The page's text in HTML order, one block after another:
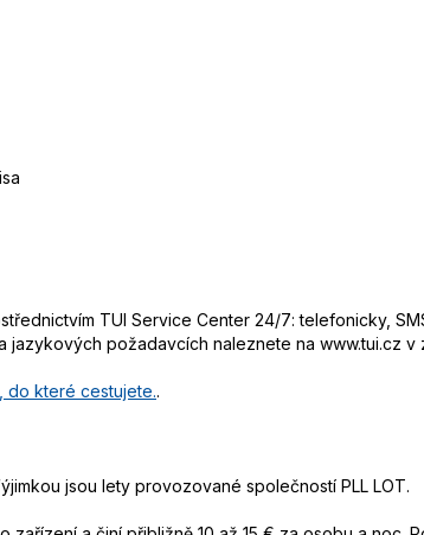
TUI Service Center 24/7: telefonicky,
požadavcích naleznete na www.tui.cz
do které cestujete..
jsou lety provozované společností PLL LOT.